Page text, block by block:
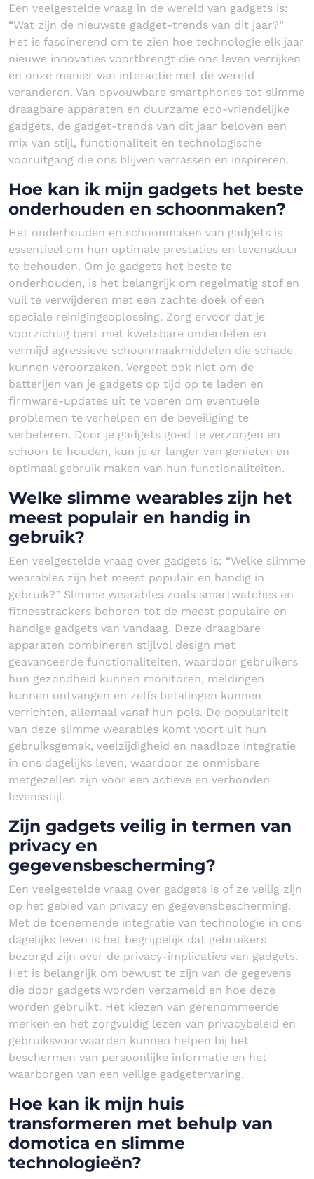
Een veelgestelde vraag in de wereld van gadgets is:
“Wat zijn de nieuwste gadget-trends van dit jaar?”
Het is fascinerend om te zien hoe technologie elk jaar
nieuwe innovaties voortbrengt die ons leven verrijken
en onze manier van interactie met de wereld
veranderen. Van opvouwbare smartphones tot slimme
draagbare apparaten en duurzame eco-vriendelijke
gadgets, de gadget-trends van dit jaar beloven een
mix van stijl, functionaliteit en technologische
vooruitgang die ons blijven verrassen en inspireren.
Hoe kan ik mijn gadgets het beste
onderhouden en schoonmaken?
Het onderhouden en schoonmaken van gadgets is
essentieel om hun optimale prestaties en levensduur
te behouden. Om je gadgets het beste te
onderhouden, is het belangrijk om regelmatig stof en
vuil te verwijderen met een zachte doek of een
speciale reinigingsoplossing. Zorg ervoor dat je
voorzichtig bent met kwetsbare onderdelen en
vermijd agressieve schoonmaakmiddelen die schade
kunnen veroorzaken. Vergeet ook niet om de
batterijen van je gadgets op tijd op te laden en
firmware-updates uit te voeren om eventuele
problemen te verhelpen en de beveiliging te
verbeteren. Door je gadgets goed te verzorgen en
schoon te houden, kun je er langer van genieten en
optimaal gebruik maken van hun functionaliteiten.
Welke slimme wearables zijn het
meest populair en handig in
gebruik?
Een veelgestelde vraag over gadgets is: “Welke slimme
wearables zijn het meest populair en handig in
gebruik?” Slimme wearables zoals smartwatches en
fitnesstrackers behoren tot de meest populaire en
handige gadgets van vandaag. Deze draagbare
apparaten combineren stijlvol design met
geavanceerde functionaliteiten, waardoor gebruikers
hun gezondheid kunnen monitoren, meldingen
kunnen ontvangen en zelfs betalingen kunnen
verrichten, allemaal vanaf hun pols. De populariteit
van deze slimme wearables komt voort uit hun
gebruiksgemak, veelzijdigheid en naadloze integratie
in ons dagelijks leven, waardoor ze onmisbare
metgezellen zijn voor een actieve en verbonden
levensstijl.
Zijn gadgets veilig in termen van
privacy en
gegevensbescherming?
Een veelgestelde vraag over gadgets is of ze veilig zijn
op het gebied van privacy en gegevensbescherming.
Met de toenemende integratie van technologie in ons
dagelijks leven is het begrijpelijk dat gebruikers
bezorgd zijn over de privacy-implicaties van gadgets.
Het is belangrijk om bewust te zijn van de gegevens
die door gadgets worden verzameld en hoe deze
worden gebruikt. Het kiezen van gerenommeerde
merken en het zorgvuldig lezen van privacybeleid en
gebruiksvoorwaarden kunnen helpen bij het
beschermen van persoonlijke informatie en het
waarborgen van een veilige gadgetervaring.
Hoe kan ik mijn huis
transformeren met behulp van
domotica en slimme
technologieën?